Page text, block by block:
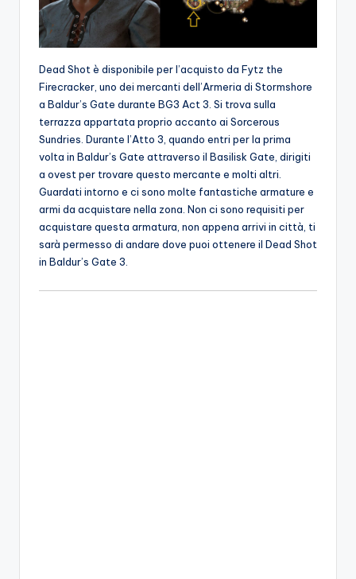
Dead Shot è disponibile per l’acquisto da Fytz the
Firecracker, uno dei mercanti dell’Armeria di Stormshore
a Baldur’s Gate durante BG3 Act 3. Si trova sulla
terrazza appartata proprio accanto ai Sorcerous
Sundries. Durante l’Atto 3, quando entri per la prima
volta in Baldur’s Gate attraverso il Basilisk Gate, dirigiti
a ovest per trovare questo mercante e molti altri.
Guardati intorno e ci sono molte fantastiche armature e
armi da acquistare nella zona. Non ci sono requisiti per
acquistare questa armatura, non appena arrivi in ​​città, ti
sarà permesso di andare dove puoi ottenere il Dead Shot
in Baldur’s Gate 3.